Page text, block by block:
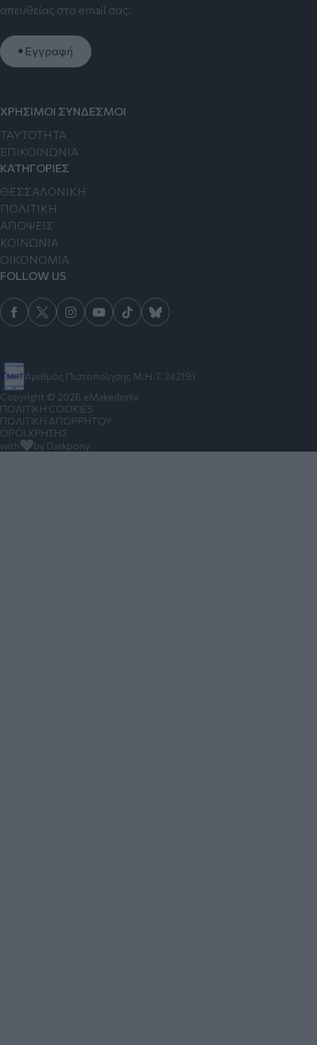
απευθείας στο email σας.
Εγγραφή
Αριθμός Πιστοποίησης Μ.Η.Τ.242191
ΧΡΗΣΙΜΟΙ ΣΥΝΔΕΣΜΟΙ
TAYTOTHTA
ΕΠΙΚΟΙΝΩΝΙΑ
ΚΑΤΗΓΟΡΙΕΣ
ΘΕΣΣΑΛΟΝΙΚΗ
ΠΟΛΙΤΙΚΗ
ΑΠΟΨΕΙΣ
ΚΟΙΝΩΝΙΑ
ΟΙΚΟΝΟΜΙΑ
FOLLOW US
Copyright © 2026 eMakedonia
ΠΟΛΙΤΙΚΗ COOKIES
ΠΟΛΙΤΙΚΗ ΑΠΟΡΡΗΤΟΥ
ΟΡΟΙ ΧΡΗΣΗΣ
with
by Darkpony